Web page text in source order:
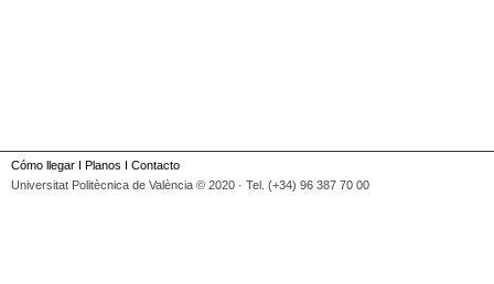
Cómo llegar I Planos I Contacto
Universitat Politècnica de València © 2020 · Tel. (+34) 96 387 70 00